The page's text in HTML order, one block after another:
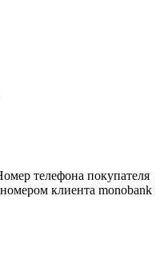
телефона покупателя
клиента monobank